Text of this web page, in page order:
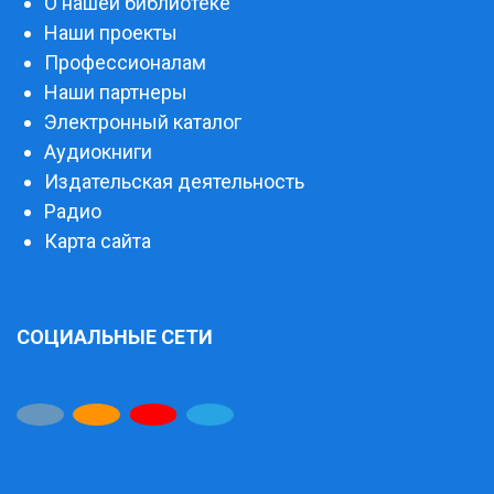
Наши проекты
Профессионалам
Наши партнеры
Электронный каталог
Аудиокниги
Издательская деятельность
Радио
Карта сайта
СОЦИАЛЬНЫЕ СЕТИ